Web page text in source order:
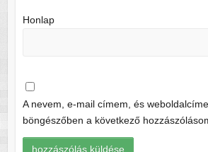
Honlap
A nevem, e-mail címem, és
böngészőben a következő